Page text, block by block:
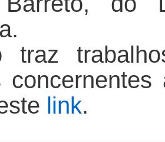
traz
link.